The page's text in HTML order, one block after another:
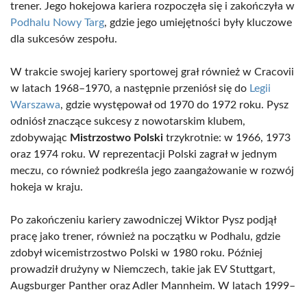
trener. Jego hokejowa kariera rozpoczęła się i zakończyła w
Podhalu Nowy Targ, gdzie jego umiejętności były kluczowe
dla sukcesów zespołu.
W trakcie swojej kariery sportowej grał również w Cracovii
w latach 1968–1970, a następnie przeniósł się do Legii
Warszawa, gdzie występował od 1970 do 1972 roku. Pysz
odniósł znaczące sukcesy z nowotarskim klubem,
zdobywając Mistrzostwo Polski trzykrotnie: w 1966, 1973
oraz 1974 roku. W reprezentacji Polski zagrał w jednym
meczu, co również podkreśla jego zaangażowanie w rozwój
hokeja w kraju.
Po zakończeniu kariery zawodniczej Wiktor Pysz podjął
pracę jako trener, również na początku w Podhalu, gdzie
zdobył wicemistrzostwo Polski w 1980 roku. Później
prowadził drużyny w Niemczech, takie jak EV Stuttgart,
Augsburger Panther oraz Adler Mannheim. W latach 1999–